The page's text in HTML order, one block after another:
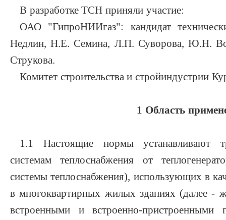
В разработке ТСН приняли участие:
ОАО "ГипроНИИгаз": кандидат
Недлин, Н.Е. Семина, Л.П. Суворова, Ю.Н.
Струкова.
Комитет строительства и стройиндустрии
1 Область
1.1 Настоящие нормы устанавливают
системам теплоснабжения от
системы теплоснабжения), использующих в
в многоквартирных жилых зданиях (далее -
встроенными и встроенно-пристроенными